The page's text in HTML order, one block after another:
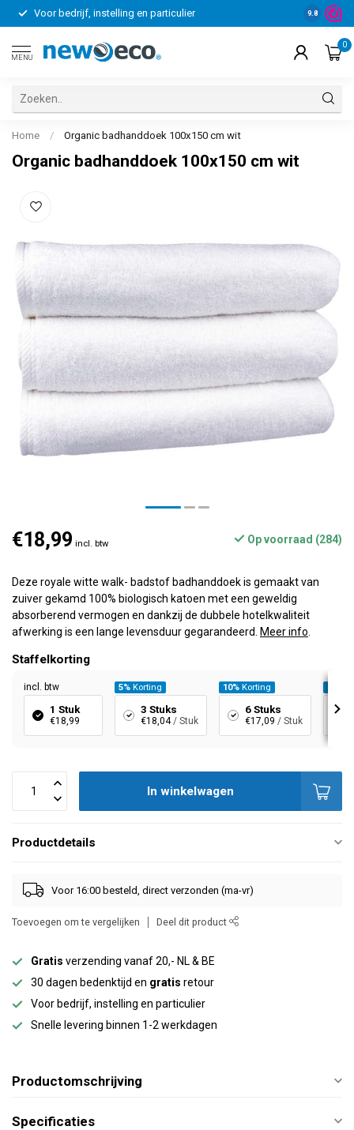
Voor bedrijf, instelling en particulier Snelle
9.8
MENU
0
Home / Organic badhanddoek 100x150 cm wit
Organic badhanddoek 100x150 cm wit
€18,99 incl. btw Op voorraad (284)
Deze royale witte walk- badstof badhanddoek is gemaakt van
zuiver gekamd 100% biologisch katoen met een geweldig
absorberend vermogen en dankzij de dubbele hotelkwaliteit
afwerking is een lange levensduur gegarandeerd.
Meer info
Staffelkorting
incl. btw
1 Stuk
€18,99
5% Korting
3 Stuks
€18,04 / Stuk
10% Korting
6 Stuks
€17,09 / Stuk
In winkelwagen
Productdetails
Voor 16:00 besteld, direct verzonden (ma-vr)
Toevoegen om te vergelijken Deel dit product
Gratis verzending vanaf 20,- NL & BE
30 dagen bedenktijd en gratis retour
Voor bedrijf, instelling en particulier
Snelle levering binnen 1-2 werkdagen
Productomschrijving
Specificaties